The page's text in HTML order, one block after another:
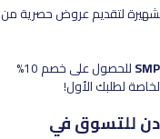
لتقديم عروض حصرية من
للحصول على خصم 10%
لطلبك الأول!
للتسوق في